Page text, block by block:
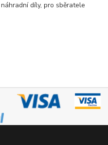
díly, pro sběratele